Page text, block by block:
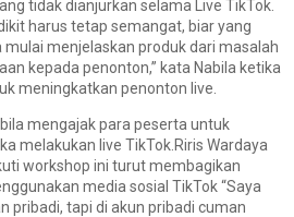
tidak dianjurkan selama Live TikTok.
harus tetap semangat, biar yang
menjelaskan produk dari masalah
kepada penonton,” kata Nabila ketika
meningkatkan penonton live.
mengajak para peserta untuk
melakukan live TikTok.Riris Wardaya
workshop ini turut membagikan
media sosial TikTok “Saya
pribadi, tapi di akun pribadi cuman